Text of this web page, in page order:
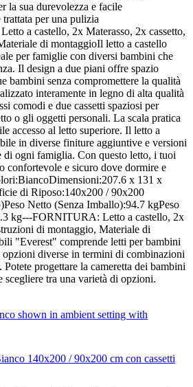
la sua durevolezza e facile
per una pulizia
a castello, 2x Materasso, 2x cassetto,
di montaggioIl letto a castello
per famiglie con diversi bambini che
Il design a due piani offre spazio
bambini senza compromettere la qualità
interamente in legno di alta qualità
comodi e due cassetti spaziosi per
o gli oggetti personali. La scala pratica
accesso al letto superiore. Il letto a
in diverse finiture aggiuntive e versioni
di ogni famiglia. Con questo letto, i tuoi
confortevole e sicuro dove dormire e
x 131 x
di Riposo:140x200 / 90x200
Netto (Senza Imballo):94.7 kgPeso
kg---FORNITURA: Letto a castello, 2x
di montaggio, Materiale di
"Everest" comprende letti per bambini
diverse in termini di combinazioni
progettare la cameretta dei bambini
scegliere tra una varietà di opzioni.
140x200 / 90x200 cm con cassetti